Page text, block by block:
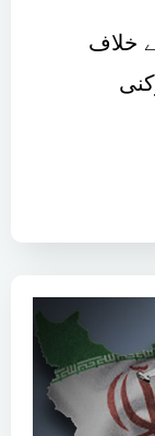
خلاف
سیریز کے لیے 16 رکنی